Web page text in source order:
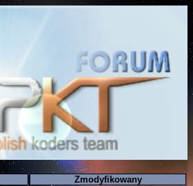
Zmodyfikowany